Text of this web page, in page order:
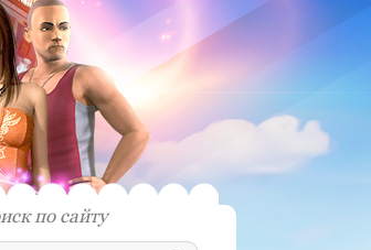
по сайту